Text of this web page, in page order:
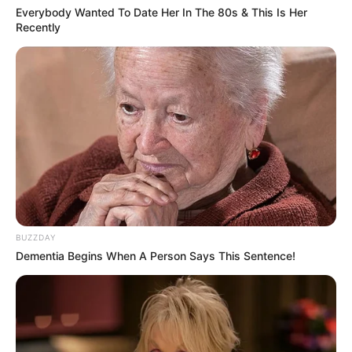
Rating
Cerita
Musik
Everybody Wanted To Date Her In The 80s & This Is Her
Recently
BUZZDAY
Dementia Begins When A Person Says This Sentence!